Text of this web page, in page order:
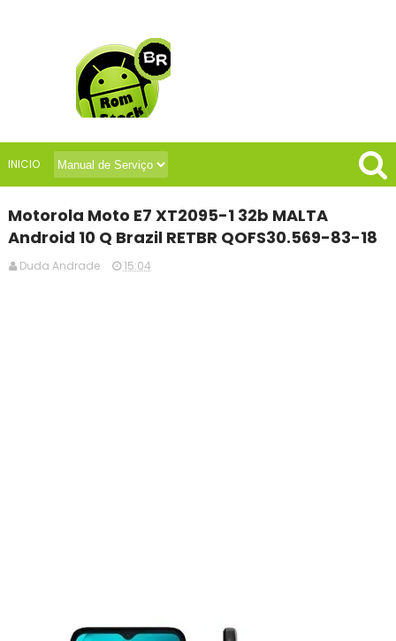
INICIO
Motorola Moto E7 XT2095-1 32b MALTA
Android 10 Q Brazil RETBR QOFS30.569-83-18
Duda Andrade 15:04